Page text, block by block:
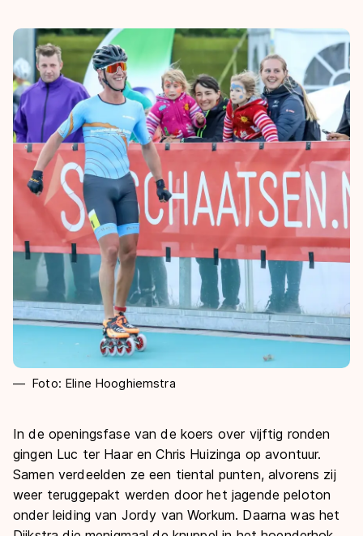
Waar kan ik schaatsen en skaten?
Evenementen
Tickets
Livestreams
Word schaatsfan!
Winacties
Olympische Spelen
Olympische Spelen
Medaille overzicht
Medaillespiegel
Olympische uitslagen
Van Jong tot Goud verhalen
Foto: Eline Hooghiemstra
In de openingsfase van de koers over vijftig ronden
gingen Luc ter Haar en Chris Huizinga op avontuur.
Samen verdeelden ze een tiental punten, alvorens zij
weer teruggepakt werden door het jagende peloton
onder leiding van Jordy van Workum. Daarna was het